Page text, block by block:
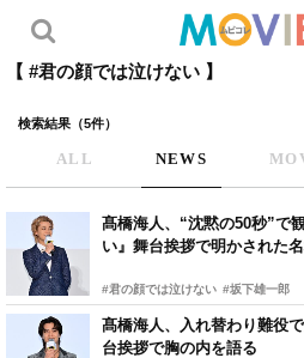
【 #君の顔では泣けない 】
検索結果（5件）
ALL NEWS
髙橋海人、“沈黙の50秒”で
い』舞台挨拶で明かされた
#君の顔では泣けない #坂下雄一郎
髙橋海人、入れ替わり難役
台挨拶で胸の内を語る